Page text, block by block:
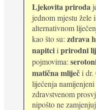
Ljekovita priroda
jednom mjestu žele
alternativnom
kao što su: zdrava
napitcii prirodni
pojmovima:
matična mliječi dr.
liječenja
zdravstvenom
nipošto ne